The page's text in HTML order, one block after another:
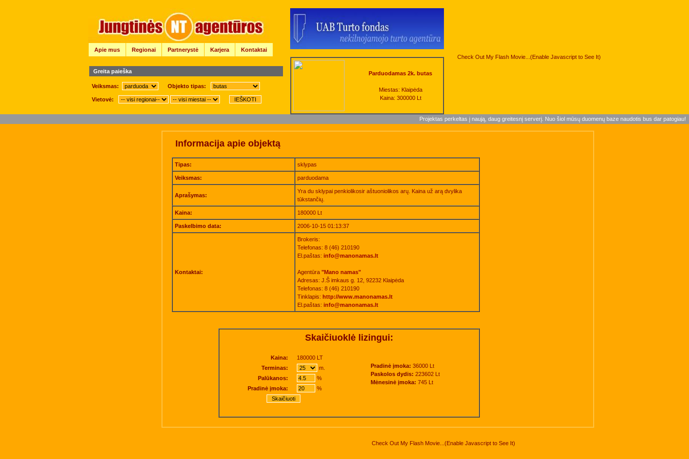
Apie mus Regionai Partnerystė Karjera
Kontaktai
Check Out My Flash Movie...(Enable Javascript to See It)
Greita paieška
Veiksmas: Objekto tipas:
Vietovė:
Parduodamas 2k. butas
Miestas: Klaipėda
Kaina: 300000 Lt
Projektas perkeltas į naują, daug greitesnį serverį. Nuo šiol mūsų duomenų baze naudotis bus dar patogiau!
Informacija apie objektą
Tipas: sklypas
Veiksmas: parduodama
Aprašymas:
Yra du sklypai penkiolikosir aštuoniolikos arų. Kaina už arą dvylika
tūkstančių.
Kaina: 180000 Lt
Paskelbimo data: 2006-10-15 01:13:37
Kontaktai:
Brokeris:
Telefonas: 8 (46) 210190
El.paštas: info@manonamas.lt
Agentūra "Mano namas"
Adresas: J.Š imkaus g. 12, 92232 Klaipėda
Telefonas: 8 (46) 210190
Tinklapis: http://www.manonamas.lt
El.paštas: info@manonamas.lt
Skaičiuoklė lizingui:
Kaina:
180000 LT
Terminas:
m.
Palūkanos:
%
Pradinė įmoka:
%
Pradinė įmoka: 36000 Lt
Paskolos dydis: 223602 Lt
Mėnesinė įmoka: 745 Lt
Check Out My Flash Movie...(Enable Javascript to See It)